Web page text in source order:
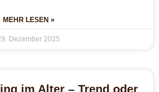
MEHR LESEN »
Dezember 2025
im Alter – Trend oder